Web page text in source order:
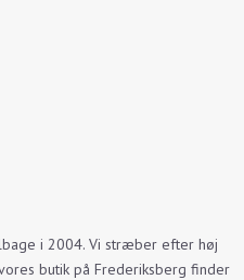
i 2004. Vi stræber efter høj
butik på Frederiksberg finder